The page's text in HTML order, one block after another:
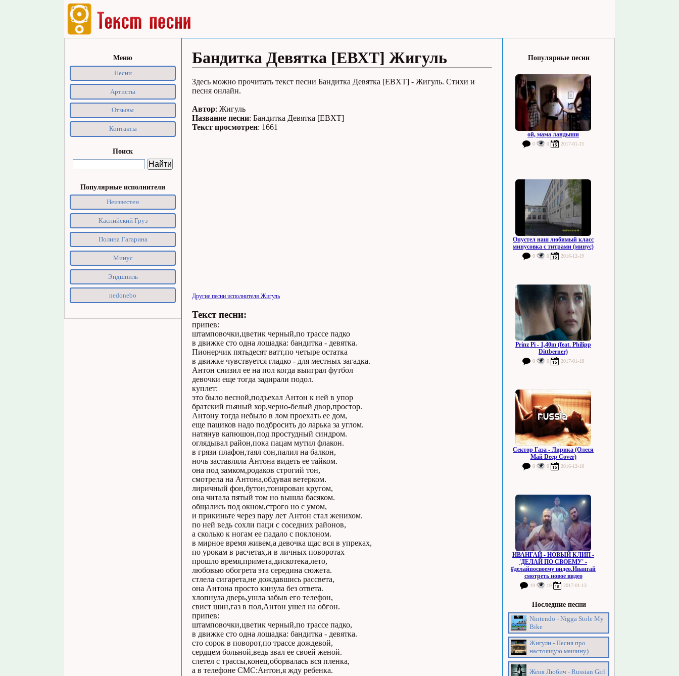
Меню
Песни
Артисты
Отзывы
Контакты
Поиск
Популярные исполнители
Неизвестен
Каспийский Груз
Полина Гагарина
Минус
Эндшпиль
nedonebo
Бандитка Девятка [ЕВХТ] Жигуль
Здесь можно прочитать текст песни Бандитка Девятка [ЕВХТ] - Жигуль. Стихи и
песня онлайн.
Автор: Жигуль
Название песни: Бандитка Девятка [ЕВХТ]
Текст просмотрен: 1661
Другие песни исполнителя Жигуль
Текст песни:
припев:
штамповочки,цветик черный,по трассе падко
в движке сто одна лошадка: бандитка - девятка.
Пионерчик пятьдесят ватт,по четыре остатка
в движке чувствуется гладко - для местных загадка.
Антон снизил ее на пол когда выиграл футбол
девочки еще тогда задирали подол.
куплет:
это было весной,подъехал Антон к ней в упор
братский пьяный хор,черно-белый двор,простор.
Антону тогда небыло в лом проехать ее дом,
еще пациков надо подбросить до ларька за углом.
натянув капюшон,под простудный синдром.
оглядывал район,пока пацам мутил флакон.
в грязи плафон,таял сон,палил на балкон,
ночь заставляла Антона видеть ее тайком.
она под замком,родаков строгий тон,
смотрела на Антона,обдувая ветерком.
лиричный фон,бутон,тонирован кругом,
она читала пятый том но вышла басяком.
общались под окном,строго но с умом,
и прикиньте через пару лет Антон стал женихом.
по ней ведь сохли паци с соседних районов,
а сколько к ногам ее падало с поклоном.
в мирное время живем,а девочка щас вся в упреках,
по урокам в расчетах,и в личных поворотах
прошло время,примета,дискотека,лето,
любовью обогрета эта середина сюжета.
стлела сигарета,не дождавшись рассвета,
она Антона просто кинула без ответа.
хлопнула дверь,ушла забыв его телефон,
свист шин,газ в пол,Антон ушел на обгон.
припев:
штамповочки,цветик черный,по трассе падко,
в движке сто одна лошадка: бандитка - девятка.
сто сорок в поворот,по трассе дождевой,
сердцем больной,ведь звал ее своей женой.
слетел с трассы,конец,оборвалась вся пленка,
а в телефоне СМС:Антон,я жду ребенка.
Популярные песни
ой, мама ландыши
0 0 2017-01-15
Опустел наш любимый класс
минусовка с титрами (минус)
0 0 2016-12-19
Prinz Pi - 1,40m (feat. Philipp
Dittberner)
0 0 2017-01-18
Сектор Газа - Лирика (Олеся
Май Deep Cover)
0 0 2016-12-18
ИВАНГАЙ - НОВЫЙ КЛИП -
'ДЕЛАЙ ПО СВОЕМУ' -
#делайпосвоему видео.Ивангай
смотреть новое видео
19 19 2017-01-13
Последние песни
Nintendo - Nigga Stole My
Bike
Жигули - Песня про
настоящую машину)
Женя Любич - Russian Girl